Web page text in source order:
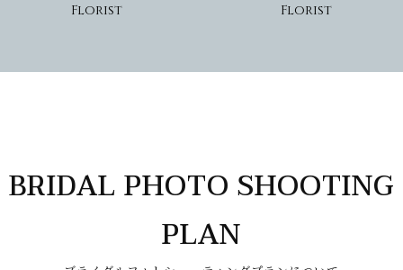
Florist Florist
BRIDAL PHOTO SHOOTING
PLAN